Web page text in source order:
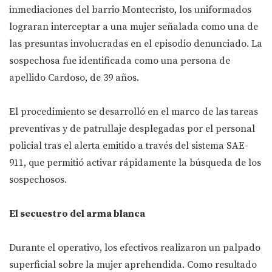
inmediaciones del barrio Montecristo, los uniformados
lograran interceptar a una mujer señalada como una de
las presuntas involucradas en el episodio denunciado. La
sospechosa fue identificada como una persona de
apellido Cardoso, de 39 años.
El procedimiento se desarrolló en el marco de las tareas
preventivas y de patrullaje desplegadas por el personal
policial tras el alerta emitido a través del sistema SAE-
911, que permitió activar rápidamente la búsqueda de los
sospechosos.
El secuestro del arma blanca
Durante el operativo, los efectivos realizaron un palpado
superficial sobre la mujer aprehendida. Como resultado